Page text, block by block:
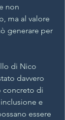
non
ma al valore
generare per
di Nico
davvero
concreto di
e
essere